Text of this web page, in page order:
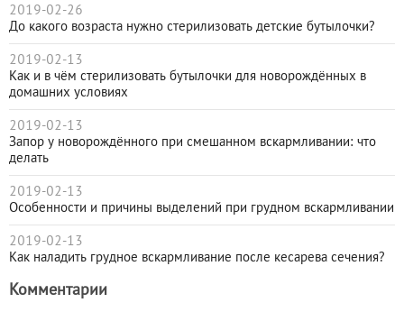
2019-02-26
До какого возраста нужно стерилизовать детские бутылочки?
2019-02-13
Как и в чём стерилизовать бутылочки для новорождённых в
домашних условиях
2019-02-13
Запор у новорождённого при смешанном вскармливании: что
делать
2019-02-13
Особенности и причины выделений при грудном вскармливании
2019-02-13
Как наладить грудное вскармливание после кесарева сечения?
Комментарии